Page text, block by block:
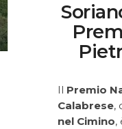
Il Premio
Calabrese,
nel Cimino,